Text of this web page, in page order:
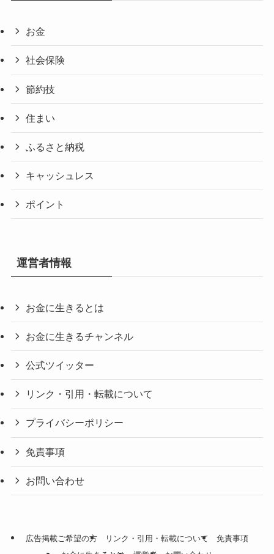
お金
社会保険
節約技
住まい
ふるさと納税
キャッシュレス
ポイント
運営者情報
お金に生きるとは
お金に生きるチャンネル
公式ツイッター
リンク・引用・転載について
プライバシーポリシー
免責事項
お問い合わせ
広告掲載ご希望の方 リンク・引用・転載について
免責事項